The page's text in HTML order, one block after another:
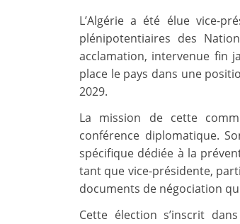
L’Algérie a été élue vice-
plénipotentiaires des
acclamation, intervenue fin
place le pays dans une
2029.
La mission de cette
conférence diplomatique.
spécifique dédiée à la
tant que vice-présidente,
documents de négociation
Cette élection s’inscrit